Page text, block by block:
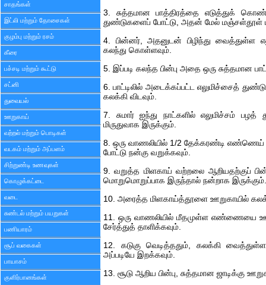
சாதங்கள்
இட்லி மற்றும் தோசைகள்
குழம்பு மற்றும் ரசம்
கீரை
பச்சடி மற்றும் கூட்டு
சட்னி
துவையல்
ஊறுகாய்
வற்றல் மற்றும் பொடிகள்
வடகம் மற்றும் அப்பளம்
சிற்றுண்டி உணவுகள்
கொழுக்கட்டை
வடை
சுண்டல் மற்றும் பயறுகள்
பணியாரம்
சூப் வகைகள்
பாயாசம்
குளிர்பானங்கள்
3. சுத்தமான பாத்திரத்தை எடுத்துக்
துண்டுகளைப் போட்டு, அதன் மேல் மஞ்சள்தூள்
4. பின்னர், அதனுடன் பிழிந்து வைத்துள்ள
கலந்து கொள்ளவும்.
5. இப்படி கலந்த பின்பு அதை ஒரு சுத்தமான
6. பாட்டிலில் அடைக்கப்பட்ட எலுமிச்சைத்
கலக்கி விடவும்.
7. சுமார் ஐந்து நாட்களில் எலுமிச்சம் பழத்
மிருதுவாக இருக்கும்.
8. ஒரு வாணலியில் 1/2 தேக்கரண்டி எண்ணெய்
போட்டு நன்கு வறுக்கவும்.
9. வறுத்த மிளகாய் வற்றலை ஆறியதற்குப்
மொறுமொறுப்பாக இருந்தால் நன்றாக இருக்கும்.
10. அரைத்த மிளகாய்த்தூளை ஊறுகாயில்
11. ஒரு வாணலியில் மீதமுள்ள எண்ணையை
சேர்த்துத் தாளிக்கவும்.
12. கடுகு வெடித்ததும், கலக்கி
அப்படியே இறக்கவும்.
13. சூடு ஆறிய பின்பு, சுத்தமான ஜாடிக்கு